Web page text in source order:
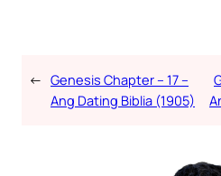
← Genesis Chapter – 17 –
Ang Dating Biblia (1905)